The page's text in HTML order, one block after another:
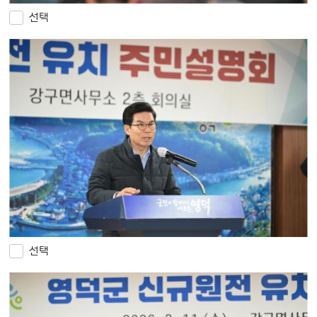
선택
선택